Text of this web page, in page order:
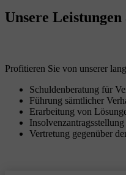
Unsere Leistungen
Profitieren Sie von unserer
Schuldenberatung für
Führung sämtlicher
Erarbeitung von
Vertretung gegenüber